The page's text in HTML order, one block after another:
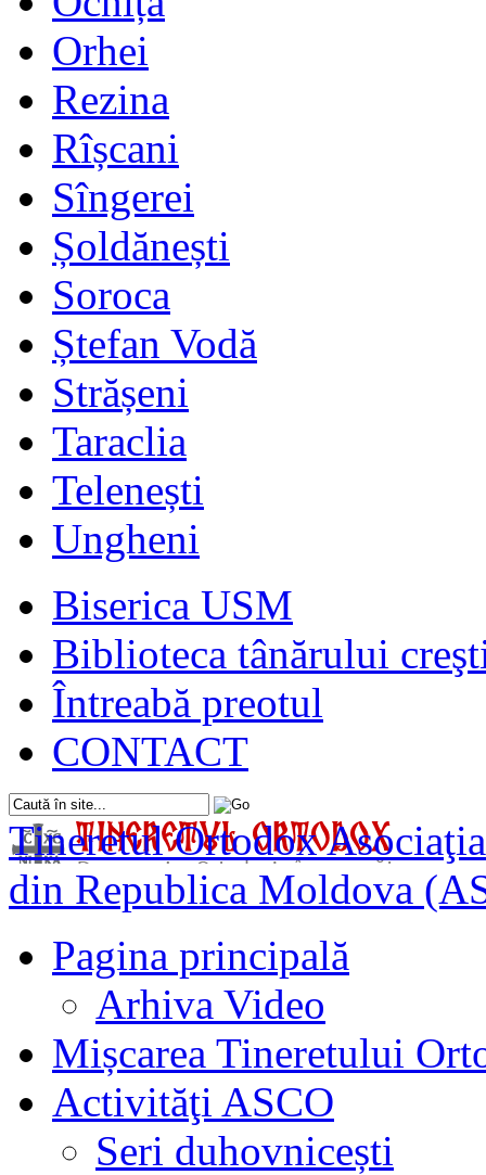
Orhei
Rezina
Rîșcani
Sîngerei
Șoldănești
Soroca
Ștefan Vodă
Strășeni
Taraclia
Telenești
Ungheni
Biserica USM
Biblioteca tânărului
Întreabă preotul
CONTACT
Tineretul Ortodox
din Republica Moldova
Pagina principală
Arhiva Video
Mișcarea Tineretului
Activităţi ASCO
Seri duhovnicești